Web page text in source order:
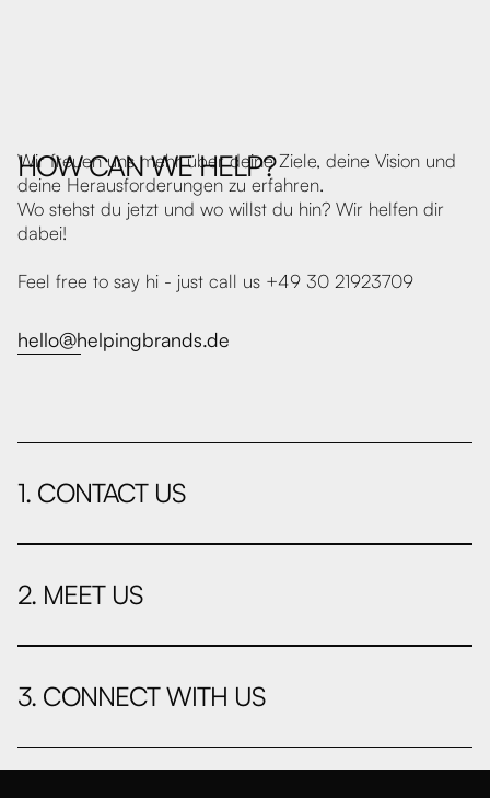
HOW CAN WE HELP?
Wir freuen uns mehr über deine Ziele, deine Vision und
deine Herausforderungen zu erfahren.
Wo stehst du jetzt und wo willst du hin? Wir helfen dir
dabei!
Feel free to say hi - just call us +49 30 21923709
hello@helpingbrands.de
1. CONTACT US
2. MEET US
3. CONNECT WITH US